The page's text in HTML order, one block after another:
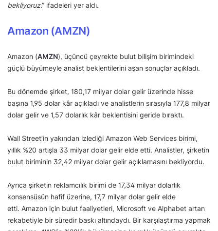
bekliyoruz.” ifadeleri yer aldı.
Amazon (AMZN)
Amazon (AMZN), üçüncü çeyrekte bulut bilişim birimindeki
güçlü büyümeyle analist beklentilerini aşan sonuçlar açıkladı.
Bu dönemde şirket, 180,17 milyar dolar gelir üzerinde hisse
başına 1,95 dolar kâr açıkladı ve analistlerin sırasıyla 177,8 milyar
dolar gelir ve 1,57 dolarlık kâr beklentisini geride bıraktı.
Wall Street’in yakından izlediği Amazon Web Services birimi,
yıllık %20 artışla 33 milyar dolar gelir elde etti. Analistler, şirketin
bulut biriminin 32,42 milyar dolar gelir açıklamasını bekliyordu.
Ayrıca şirketin reklamcılık birimi de 17,34 milyar dolarlık
konsensüsün hafif üzerine, 17,7 milyar dolar gelir elde
etti. Amazon için bulut faaliyetleri, Microsoft ve Alphabet artan
rekabetiyle bir süredir baskı altındaydı. Bir karşılaştırma yapmak